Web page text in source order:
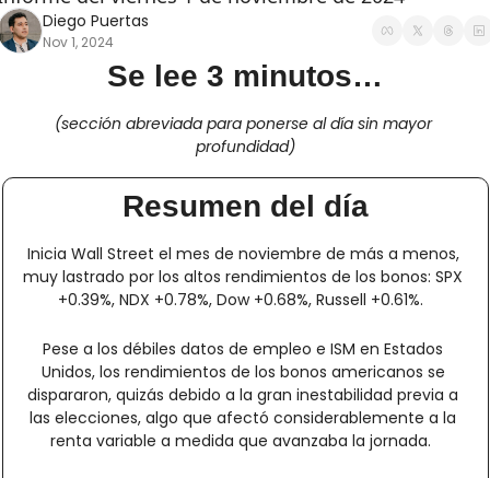
Diego Puertas
Nov 1, 2024
Se lee 3 minutos…
(sección abreviada para ponerse al día sin mayor
profundidad)
Resumen del día
Inicia Wall Street el mes de noviembre de más a menos,
muy lastrado por los altos rendimientos de los bonos: SPX
+0.39%, NDX +0.78%, Dow +0.68%, Russell +0.61%.
Pese a los débiles datos de empleo e ISM en Estados
Unidos, los rendimientos de los bonos americanos se
dispararon, quizás debido a la gran inestabilidad previa a
las elecciones, algo que afectó considerablemente a la
renta variable a medida que avanzaba la jornada.